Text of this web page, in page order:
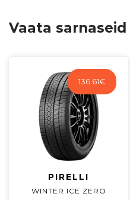
Vaata
136.61€
PIRELLI
WINTER ICE ZERO